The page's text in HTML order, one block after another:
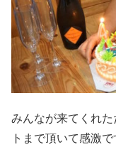
みんなが来てくれ
トまで頂いて感激で